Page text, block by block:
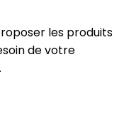
les produits
de votre